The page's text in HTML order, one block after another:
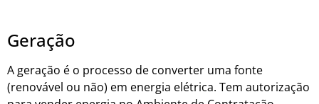
Geração
A geração é o processo de converter uma fonte
(renovável ou não) em energia elétrica. Tem autorização